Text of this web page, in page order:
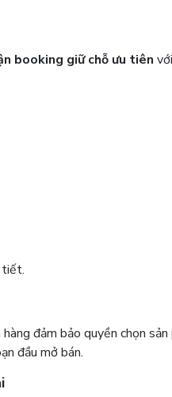
booking giữ chỗ ưu tiên
tiết.
đảm bảo quyền chọn sản
đầu mở bán.